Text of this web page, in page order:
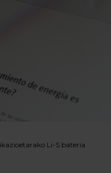
Li-S bateria